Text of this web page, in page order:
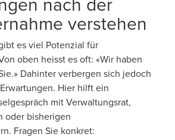
verstehen
es viel Potenzial für
oben heisst es oft: «Wir haben
Dahinter verbergen sich jedoch
Hier hilft ein
mit Verwaltungsrat,
oder bisherigen
Fragen Sie konkret: